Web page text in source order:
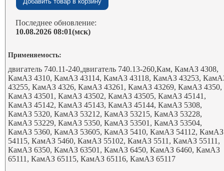
Последнее обновление:
10.08.2026 08:01(мск)
Применяемость:
двигатель 740.11-240,двигатель 740.13-260,Кам, КамАЗ 4308,
КамАЗ 4310, КамАЗ 43114, КамАЗ 43118, КамАЗ 43253,
43255, КамАЗ 4326, КамАЗ 43261, КамАЗ 43269, КамАЗ 4350,
КамАЗ 43501, КамАЗ 43502, КамАЗ 43505, КамАЗ 45141,
КамАЗ 45142, КамАЗ 45143, КамАЗ 45144, КамАЗ 5308,
КамАЗ 5320, КамАЗ 53212, КамАЗ 53215, КамАЗ 53228,
КамАЗ 53229, КамАЗ 5350, КамАЗ 53501, КамАЗ 53504,
КамАЗ 5360, КамАЗ 53605, КамАЗ 5410, КамАЗ 54112, КамАЗ
54115, КамАЗ 5460, КамАЗ 55102, КамАЗ 5511, КамАЗ 55111,
КамАЗ 6350, КамАЗ 63501, КамАЗ 6450, КамАЗ 6460, КамАЗ
65111, КамАЗ 65115, КамАЗ 65116, КамАЗ 65117